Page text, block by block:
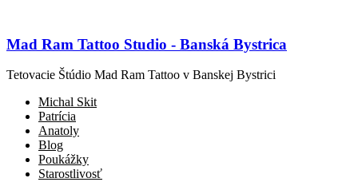
Mad Ram Tattoo Studio - Banská Bystrica
Tetovacie Štúdio Mad Ram Tattoo v Banskej Bystrici
Michal Skit
Patrícia
Anatoly
Blog
Poukážky
Starostlivosť